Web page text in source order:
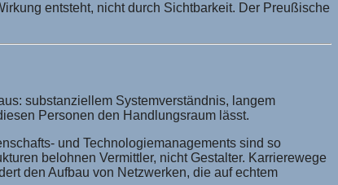
entsteht, nicht durch Sichtbarkeit. Der Preußische
substanziellem Systemverständnis, langem
Personen den Handlungsraum lässt.
und Technologiemanagements sind so
belohnen Vermittler, nicht Gestalter. Karrierewege
den Aufbau von Netzwerken, die auf echtem